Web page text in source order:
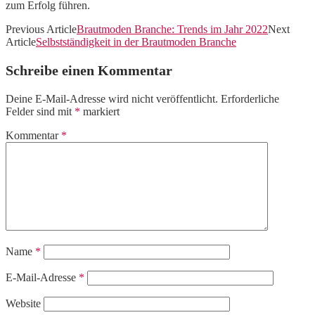
zum Erfolg führen.
Previous ArticleBrautmoden Branche: Trends im Jahr 2022Next
ArticleSelbstständigkeit in der Brautmoden Branche
Schreibe einen Kommentar
Deine E-Mail-Adresse wird nicht veröffentlicht. Erforderliche
Felder sind mit * markiert
Kommentar *
Name *
E-Mail-Adresse *
Website